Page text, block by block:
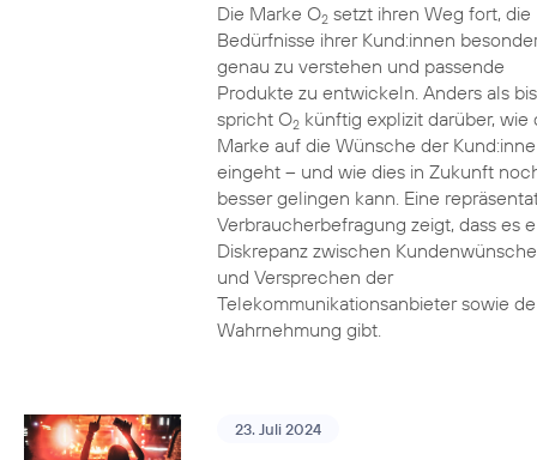
Die Marke O2setzt ihren Weg fort, die
Bedürfnisse ihrer Kund:innen
genau zu verstehen und passende
Produkte zu entwickeln. Anders als
spricht O2künftig explizit darüber, wie
Marke auf die Wünsche der
eingeht – und wie dies in Zukunft
besser gelingen kann. Eine
Verbraucherbefragung zeigt, dass es
Diskrepanz zwischen
und Versprechen der
Telekommunikationsanbieter sowie
Wahrnehmung gibt.
23. Juli 2024